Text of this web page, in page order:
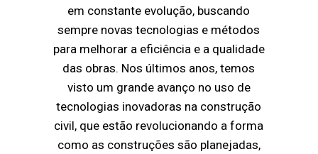
em constante evolução, buscando
sempre novas tecnologias e métodos
para melhorar a eficiência e a qualidade
das obras. Nos últimos anos, temos
visto um grande avanço no uso de
tecnologias inovadoras na construção
civil, que estão revolucionando a forma
como as construções são planejadas,